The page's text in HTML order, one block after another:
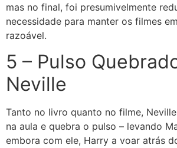
mas no final, foi presumivelmente
necessidade para manter os filmes
razoável.
5 – Pulso
Neville
Tanto no livro quanto no filme,
na aula e quebra o pulso – levando
embora com ele, Harry a voar atrás